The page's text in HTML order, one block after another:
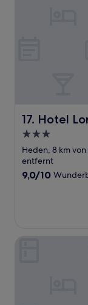
17. Hotel
Hotel
3.0-
Sterne-
Unterkunft
Heden, 8 km
entfernt
9.0
9,0/10